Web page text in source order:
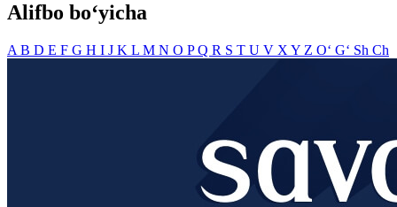
Alifbo bo‘yicha
A B D E F G H I J K L M N O PQ R S T U V X Y Z O‘ G‘ Sh Ch